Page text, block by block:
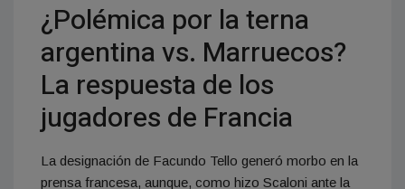
¿Polémica por la terna
argentina vs. Marruecos?
La respuesta de los
jugadores de Francia
La designación de Facundo Tello generó morbo en la
prensa francesa, aunque, como hizo Scaloni ante la